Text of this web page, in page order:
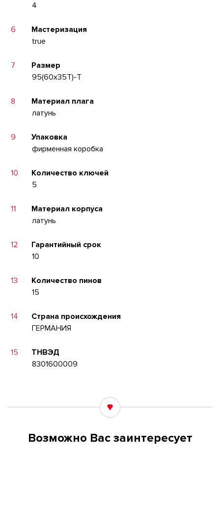
4
6
Мастеризация
true
7
Размер
95(60x35T)-T
8
Материал плага
латунь
9
Упаковка
фирменная коробка
10
Количество ключей
5
11
Материал корпуса
латунь
12
Гарантийный срок
10
13
Количество пинов
15
14
Страна происхождения
ГЕРМАНИЯ
15
ТНВЭД
8301600009
Возможно Вас заинтересует